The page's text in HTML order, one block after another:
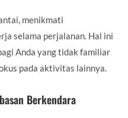
menikmati
selama perjalanan. Hal ini
Anda yang tidak familiar
pada aktivitas lainnya.
Berkendara